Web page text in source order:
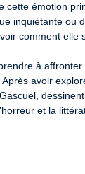
cette émotion
inquiétante ou
comment elle
à
avoir
et la